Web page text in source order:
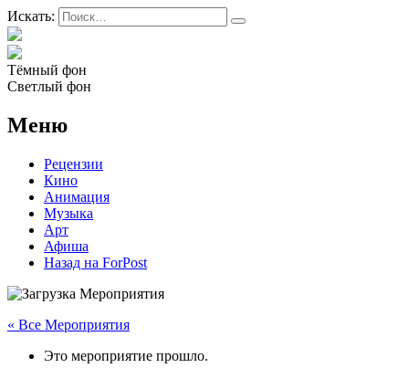
Искать:
Тёмный фон
Светлый фон
Меню
Рецензии
Кино
Анимация
Музыка
Арт
Афиша
Назад на ForPost
« Все Мероприятия
Это мероприятие прошло.